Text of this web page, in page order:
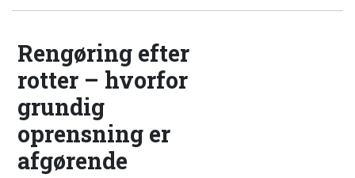
Rengøring efter
rotter – hvorfor
grundig
oprensning er
afgørende